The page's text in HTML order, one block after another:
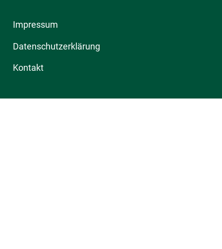
Impressum
Datenschutzerklärung
Kontakt